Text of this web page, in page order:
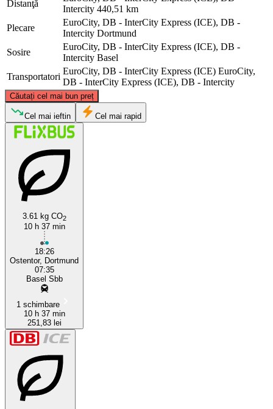
Distanţă
Intercity 440,51 km
Plecare
EuroCity, DB - InterCity Express (ICE), DB -
Intercity Dortmund
Sosire
EuroCity, DB - InterCity Express (ICE), DB -
Intercity Basel
Transportatori
EuroCity, DB - InterCity Express (ICE) EuroCity,
DB - InterCity Express (ICE), DB - Intercity
Căutați cel mai bun preț
Dortmund
©CARTO, ©OpenStreetMapcontributors
Cel mai ieftin Cel mai rapid
3.61 kg CO2
10 h 37 min
18:26
Ostentor, Dortmund
07:35
Basel Sbb
1 schimbare
10 h 37 min
251,83 lei